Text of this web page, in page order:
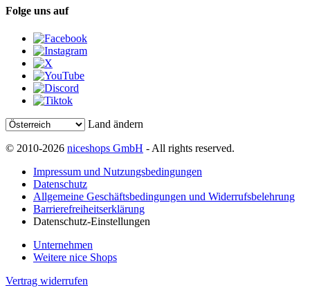
Folge uns auf
Land ändern
© 2010-2026 niceshops GmbH - All rights reserved.
Impressum und Nutzungsbedingungen
Datenschutz
Allgemeine Geschäftsbedingungen und Widerrufsbelehrung
Barrierefreiheitserklärung
Datenschutz-Einstellungen
Unternehmen
Weitere nice Shops
Vertrag widerrufen